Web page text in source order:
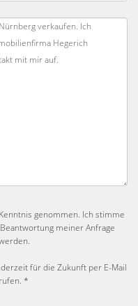
genommen. Ich stimme
meiner Anfrage
für die Zukunft per E-Mail
*